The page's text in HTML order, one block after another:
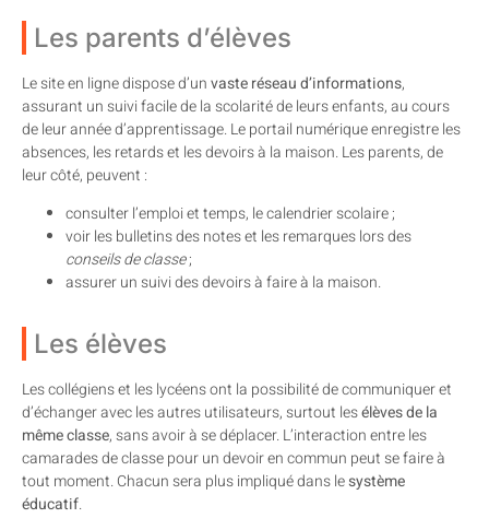
Les parents d’élèves
Le site en ligne dispose d’unvaste réseau d’informations,
assurant un suivi facile de la scolarité de leurs enfants, au cours
de leur année d’apprentissage. Le portail numérique enregistre les
absences, les retards et les devoirs à la maison. Les parents, de
leur côté, peuvent :
consulter l’emploi et temps, le calendrier scolaire ;
voir les bulletins des notes et les remarques lors des
conseils de classe;
assurer un suivi des devoirs à faire à la maison.
Les élèves
Les collégiens et les lycéens ont la possibilité de communiquer et
d’échanger avec les autres utilisateurs, surtout lesélèves de la
même classe, sans avoir à se déplacer. L’interaction entre les
camarades de classe pour un devoir en commun peut se faire à
tout moment. Chacun sera plus impliqué dans lesystème
éducatif.